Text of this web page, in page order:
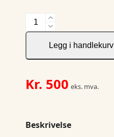
Padded
Hoody
Softshell
antall
Legg i handlekurv
Kr. 500 eks. mva.
Beskrivelse